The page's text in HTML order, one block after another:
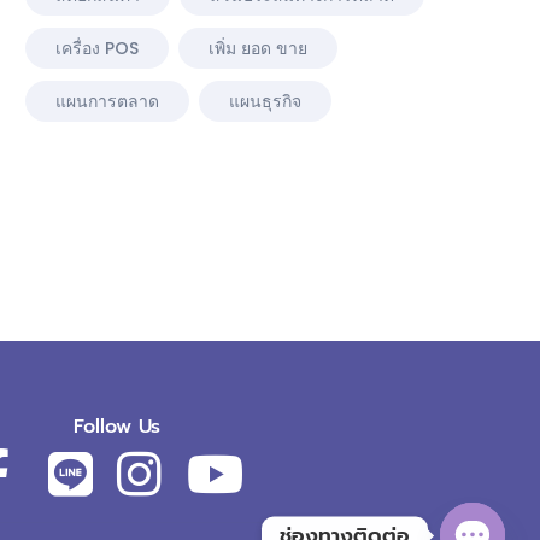
เครื่อง POS เพิ่ม ยอด ขาย
แผนการตลาด แผนธุรกิจ
Follow Us